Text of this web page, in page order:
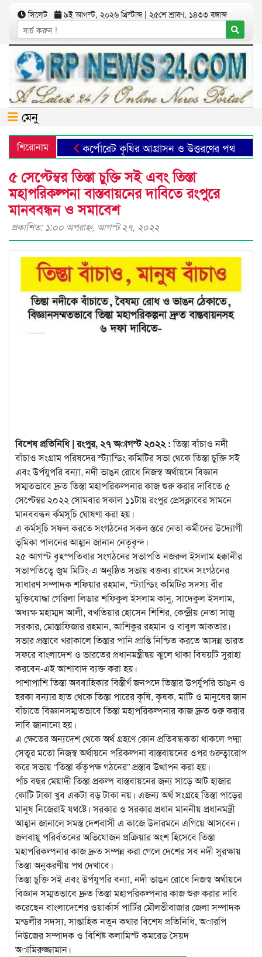
সিলেট ৯ই আগস্ট, ২০২৬ খ্রিস্টাব্দ | ২৫শে শ্রাবণ, ১৪৩৩ বঙ্গাব্দ
মেনু
শিরোনাম কর্পোরেট কৃষির আগ্রাসন ও উত্তরণের পথ
৫ সেপ্টেম্বর তিস্তা চুক্তি সই এবং তিস্তা
মহাপরিকল্পনা বাস্তবায়নের দাবিতে রংপুরে
মানববন্ধন ও সমাবেশ
প্রকাশিত: ১:০০ অপরাহ্ণ, আগস্ট ২৭, ২০২২
বিশেষ প্রতিনিধি | রংপুর, ২৭ অাগস্ট ২০২২ :তিস্তা বাঁচাও নদী
বাঁচাও সংগ্রাম পরিষদের স্ট্যান্ডিং কমিটির সভা থেকে তিস্তা চুক্তি সই
এবং উর্পযুপরি বন্যা, নদী ভাঙন রোধে নিজস্ব অর্থায়নে বিজ্ঞান
সম্মতভাবে দ্রুত তিস্তা মহাপরিকল্পনার কাজ শুরুকরার দাবিতে ৫
সেপ্টেম্বর ২০২২ সোমবার সকাল ১১টায় রংপুর প্রেসক্লাবের সামনে
মানববন্ধন র্কমসূচি ঘোষণা করা হয়।
এ কর্মসূচি সফল করতে সংগঠনের সকল স্তরে নেতা কর্মীদের উদ্যোগী
ভূমিকা পালনের আহ্বান জানান নেতৃবৃন্দ।
২৫ আগস্ট বৃহস্পতিবার সংগঠনের সভাপতি নজরুল ইসলাম হক্কানীর
সভাপতিত্বে জুম মিটিং-এ অনুষ্ঠিত সভায় বক্তব্য রাখেন সংগঠনের
সাধারণ সম্পাদক শফিয়ার রহমান, স্ট্যান্ডিং কমিটির সদস্য বীর
মুক্তিযোদ্ধা গেরিলা লিডার শফিকুল ইসলাম কানু, সাদেকুল ইসলাম,
অধ্যক্ষ মহাম্মদ আলী, বখতিয়ার হোসেন শিশির, কেন্দ্রীয় নেতা সাজু
সরকার, মোস্তাফিজার রহমান, আশিকুর রহমান ও বাবুল আকতার।
সভার প্রস্তাবে খরাকালে তিস্তার পানি প্রাপ্তি নিশ্চিত করতে আসন্ন ভারত
সফরে বাংলাদেশ ও ভারতের প্রধানমন্ত্রীদ্বয় ঝুলে থাকা বিষয়টি সুরাহা
করবেন-এই আশাবাদ ব্যক্ত করা হয়।
পাশাপাশি তিস্তা অববাহিকার বিস্তীর্ণ জনপদে তিস্তার উপর্যুপরি ভাঙন ও
হরকা বন্যার হাত থেকে তিস্তা পারের কৃষি, কৃষক, মাটি ও মানুষের জান
বাঁচাতে বিজ্ঞানসম্মতভাবে তিস্তা মহাপরিকল্পনার কাজ দ্রুত শুরু করার
দাবি জানানো হয়।
এ ক্ষেতের অন্যদেশ থেকে অর্থ গ্রহণে কোন প্রতিবন্ধকতা থাকলে পদ্মা
সেতুর মতো নিজস্ব অর্থায়নে পরিকল্পনা বাস্তবায়নের ওপর গুরুত্বারোপ
করে সভায় “তিস্তা র্কতৃপক্ষ গঠনের” প্রস্তাব উত্থাপন করা হয়।
পাঁচ বছর মেয়াদী তিস্তা প্রকল্প বাস্তবায়নের জন্য সাড়ে আট হাজার
কোটি টাকা খুব একটা বড় টাকা নয়। এজন্য অর্থ সংগ্রহে তিস্তা পাড়ের
মানুষ নিজেরাই যথষ্টে। সরকার ও সরকার প্রধান মাননীয় প্রধানমন্ত্রী
আহ্বান জানালে সমস্ত দেশবাসী এ কাজে উদারমনে এগিয়ে আসবেন।
জলবায়ু পরির্বতনের অভিযোজন প্রক্রিয়ার অংশ হিসেবে তিস্তা
মহাপরিকল্পনার কাজ দ্রুত সম্পন্ন করা গেলে দেশের সব নদী সুরক্ষায়
তিস্তা অনুকরণীয় পথ দেখাবে।
তিস্তা চুক্তি সই এবং উর্পযুপরি বন্যা, নদী ভাঙন রোধে নিজস্ব অর্থায়নে
বিজ্ঞান সম্মতভাবে দ্রুত তিস্তা মহাপরিকল্পনার কাজ শুরু করার দাবি
করেছেন বাংলাদেশের ওয়ার্কার্স পার্টির মৌলভীবাজার জেলা সম্পাদক
মন্ডলীর সদস্য, সাপ্তাহিক নতুন কথার বিশেষ প্রতিনিধি, অারপি
নিউজের সম্পাদক ও বিশিষ্ট কলামিস্ট কমরেড সৈয়দ
অামিরুজ্জামান।